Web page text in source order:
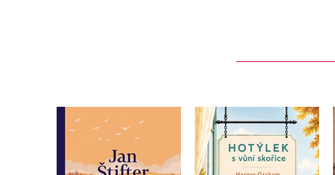
Vltavice
Jan Štifter
Hotýlek s vůní skořice
Harper Graham